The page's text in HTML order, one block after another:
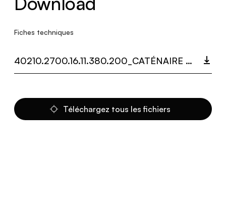
Fiches techniques
40210.2700.16.11.380.200_CATÉNAIRE MULTIDOT.PDF
Téléchargez tous les fichiers